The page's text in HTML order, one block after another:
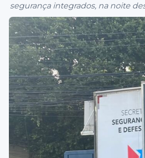
segurança integrados, na noite